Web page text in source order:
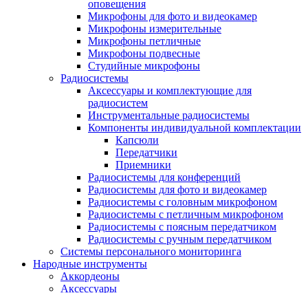
оповещения
Микрофоны для фото и видеокамер
Микрофоны измерительные
Микрофоны петличные
Микрофоны подвесные
Студийные микрофоны
Радиосистемы
Аксессуары и комплектующие для
радиосистем
Инструментальные радиосистемы
Компоненты индивидуальной комплектации
Капсюли
Передатчики
Приемники
Радиосистемы для конференций
Радиосистемы для фото и видеокамер
Радиосистемы с головным микрофоном
Радиосистемы с петличным микрофоном
Радиосистемы с поясным передатчиком
Радиосистемы с ручным передатчиком
Системы персонального мониторинга
Народные инструменты
Аккордеоны
Аксессуары